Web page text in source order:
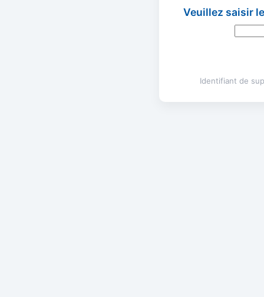
Veuillez saisir
Identifiant de